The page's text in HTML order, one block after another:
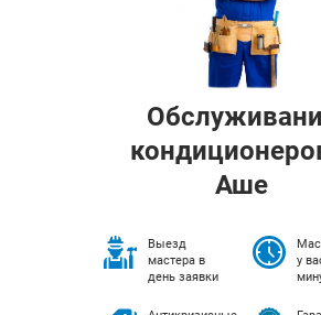
Аше
Выезд
мастера в
день заявки
у